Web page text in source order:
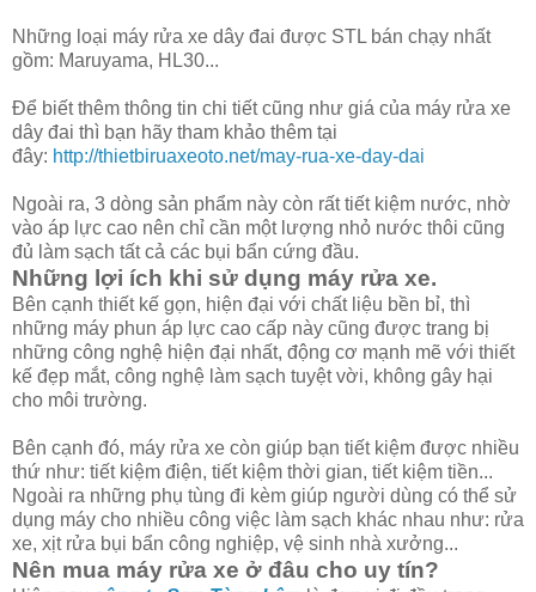
Những loại máy rửa xe dây đai được STL bán chạy nhất
gồm: Maruyama, HL30...
Để biết thêm thông tin chi tiết cũng như giá của máy rửa xe
dây đai thì bạn hãy tham khảo thêm tại
đây: http://thietbiruaxeoto.net/may-rua-xe-day-dai
Ngoài ra, 3 dòng sản phẩm này còn rất tiết kiệm nước, nhờ
vào áp lực cao nên chỉ cần một lượng nhỏ nước thôi cũng
đủ làm sạch tất cả các bụi bẩn cứng đầu.
Những lợi ích khi sử dụng máy rửa xe.
Bên cạnh thiết kế gọn, hiện đại với chất liệu bền bỉ, thì
những máy phun áp lực cao cấp này cũng được trang bị
những công nghệ hiện đại nhất, động cơ mạnh mẽ với thiết
kế đẹp mắt, công nghệ làm sạch tuyệt vời, không gây hại
cho môi trường.
Bên cạnh đó, máy rửa xe còn giúp bạn tiết kiệm được nhiều
thứ như: tiết kiệm điện, tiết kiệm thời gian, tiết kiệm tiền...
Ngoài ra những phụ tùng đi kèm giúp người dùng có thể sử
dụng máy cho nhiều công việc làm sạch khác nhau như: rửa
xe, xịt rửa bụi bẩn công nghiệp, vệ sinh nhà xưởng...
Nên mua máy rửa xe ở đâu cho uy tín?